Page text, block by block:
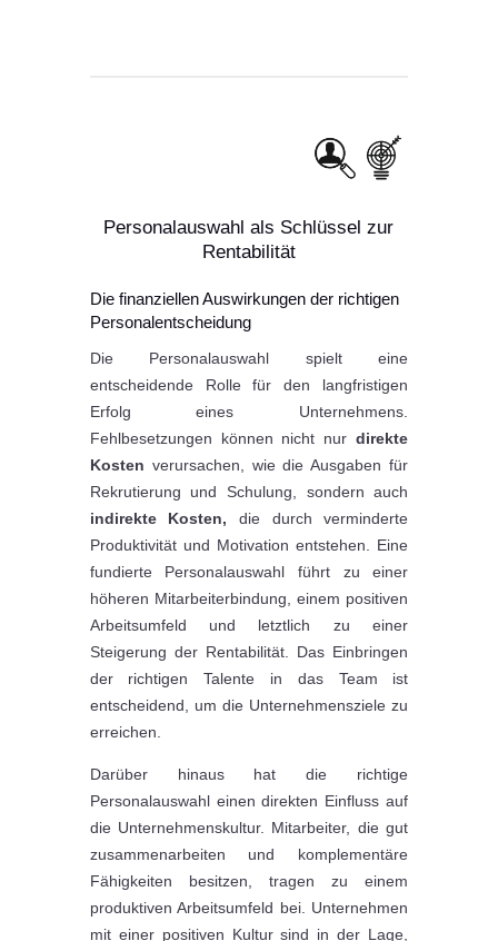
Personalauswahl als Schlüssel zur
Rentabilität
Die finanziellen Auswirkungen der richtigen
Personalentscheidung
Die Personalauswahl spielt eine
entscheidende Rolle für den langfristigen
Erfolg eines Unternehmens.
Fehlbesetzungen können nicht nurdirekte
Kosten verursachen, wie die Ausgaben für
Rekrutierung und Schulung, sondern auch
indirekte Kosten, die durch verminderte
Produktivität und Motivation entstehen. Eine
fundierte Personalauswahl führt zu einer
höheren Mitarbeiterbindung, einem positiven
Arbeitsumfeld und letztlich zu einer
Steigerung der Rentabilität. Das Einbringen
der richtigen Talente in das Team ist
entscheidend, um die Unternehmensziele zu
erreichen.
Darüber hinaus hat die richtige
Personalauswahl einen direkten Einfluss auf
die Unternehmenskultur. Mitarbeiter, die gut
zusammenarbeiten und komplementäre
Fähigkeiten besitzen, tragen zu einem
produktiven Arbeitsumfeld bei. Unternehmen
mit einer positiven Kultur sind in der Lage,